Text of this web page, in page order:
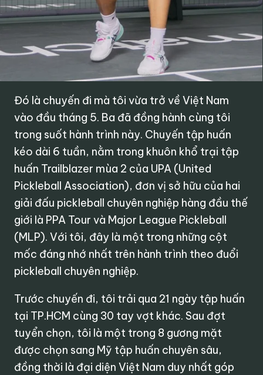
Đó là chuyến đi mà tôi vừa trở về Việt Nam
vào đầu tháng 5. Ba đã đồng hành cùng tôi
trong suốt hành trình này. Chuyến tập huấn
kéo dài 6 tuần, nằm trong khuôn khổ trại tập
huấn Trailblazer mùa 2 của UPA (United
Pickleball Association), đơn vị sở hữu của hai
giải đấu pickleball chuyên nghiệp hàng đầu thế
giới là PPA Tour và Major League Pickleball
(MLP). Với tôi, đây là một trong những cột
mốc đáng nhớ nhất trên hành trình theo đuổi
pickleball chuyên nghiệp.
Trước chuyến đi, tôi trải qua 21 ngày tập huấn
tại TP.HCM cùng 30 tay vợt khác. Sau đợt
tuyển chọn, tôi là một trong 8 gương mặt
được chọn sang Mỹ tập huấn chuyên sâu,
đồng thời là đại diện Việt Nam duy nhất góp